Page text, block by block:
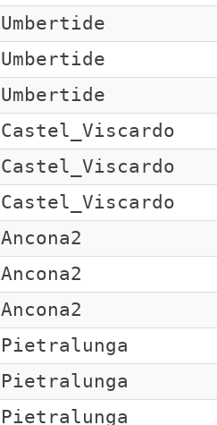
Umbertide
Umbertide
Umbertide
Castel_Viscardo
Castel_Viscardo
Castel_Viscardo
Ancona2
Ancona2
Ancona2
Pietralunga
Pietralunga
Pietralunga